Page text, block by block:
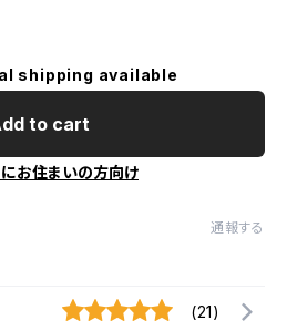
shipping available
to cart
お住まいの方向け
通報する
(21)